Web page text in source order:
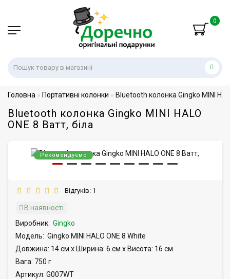
0
Головна Портативні колонки Bluetooth колонка Gingko MINI
Bluetooth колонка Gingko MINI HALO
ONE 8 Ватт, біла
Рекомендуємо
Відгуків: 1
В наявності
Виробник: Gingko
Модель: Gingko MINI HALO ONE 8 White
Довжина: 14 см x Ширина: 6 см x Висота: 16 см
Вага: 750 г
Артикул: G007WT